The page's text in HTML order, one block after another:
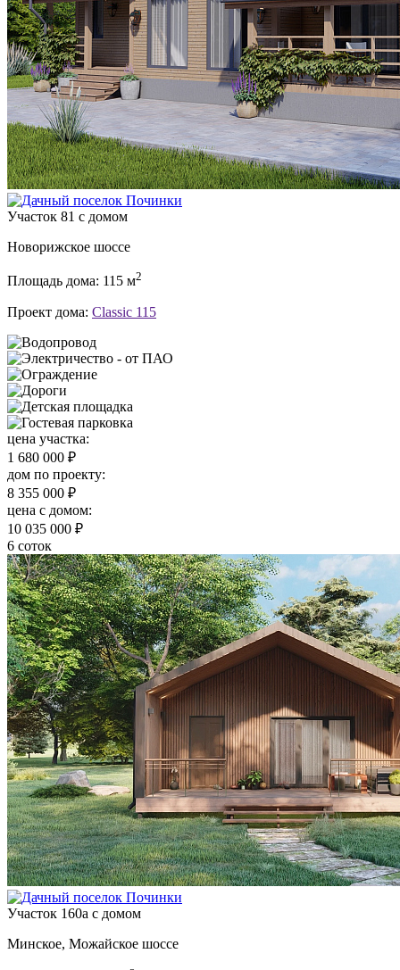
Участок 81 с домом
Новорижское шоссе
Площадь дома: 115 м2
Проект дома: Classic 115
цена участка:
1 680 000 ₽
дом по проекту:
8 355 000 ₽
цена c домом:
10 035 000 ₽
6 соток
Участок 160а с домом
Минское, Можайское шоссе